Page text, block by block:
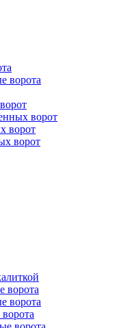
ворота
ворот
ворот
ворот
ворота
ворота